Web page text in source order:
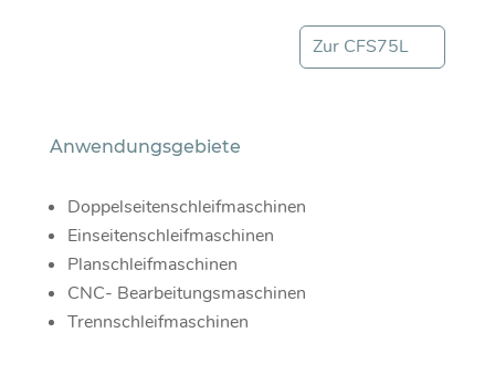
Zur CFS75L
Anwendungsgebiete
Doppelseitenschleifmaschinen
Einseitenschleifmaschinen
Planschleifmaschinen
CNC- Bearbeitungsmaschinen
Trennschleifmaschinen